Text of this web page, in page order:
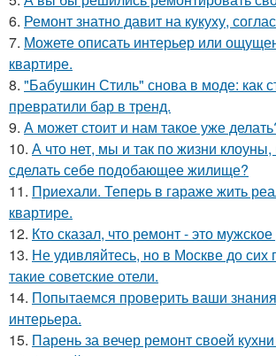
6. Ремонт знатно давит на кукуху,
7. Можете описать интерьер или
квартире.
8. "Бабушкин Стиль" снова в моде: как
превратили бар в тренд.
9. А может стоит и нам такое уже
10. А что нет, мы и так по жизни
сделать себе подобающее жилище?
11. Приехали. Теперь в гараже жить
квартире.
12. Кто сказал, что ремонт - это
13. Не удивляйтесь, но в Москве до сих
такие советские отели.
14. Попытаемся проверить ваши
интерьера.
15. Парень за вечер ремонт своей